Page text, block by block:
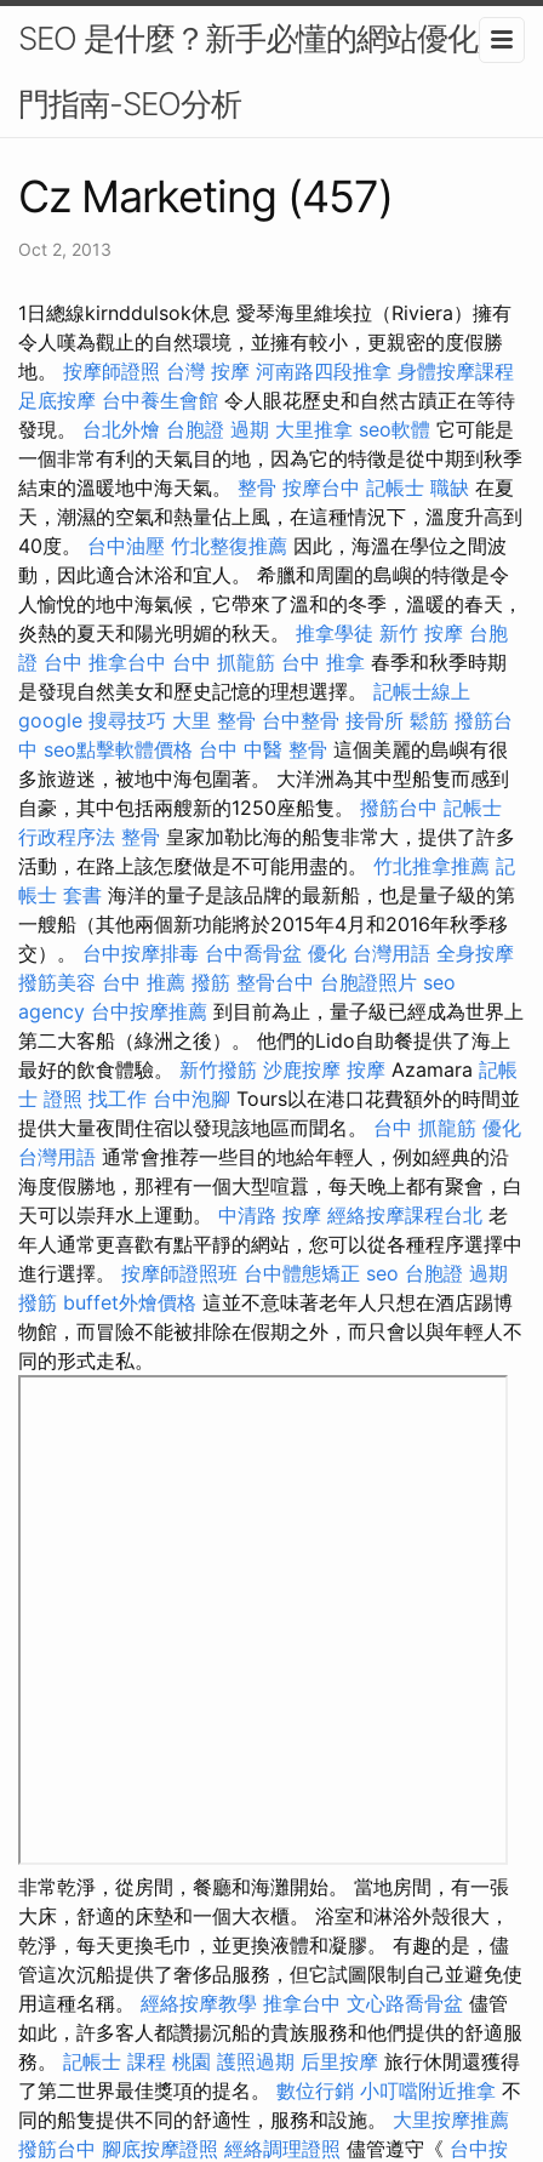
SEO 是什麼？新手必懂的網站優化入
門指南-SEO分析
Cz Marketing (457)
Oct 2, 2013
1日總線kirnddulsok休息 愛琴海里維埃拉（Riviera）擁有
令人嘆為觀止的自然環境，並擁有較小，更親密的度假勝
地。 按摩師證照 台灣 按摩 河南路四段推拿 身體按摩課程
足底按摩 台中養生會館 令人眼花歷史和自然古蹟正在等待
發現。 台北外燴 台胞證 過期 大里推拿 seo軟體 它可能是
一個非常有利的天氣目的地，因為它的特徵是從中期到秋季
結束的溫暖地中海天氣。 整骨 按摩台中 記帳士 職缺 在夏
天，潮濕的空氣和熱量佔上風，在這種情況下，溫度升高到
40度。 台中油壓 竹北整復推薦 因此，海溫在學位之間波
動，因此適合沐浴和宜人。 希臘和周圍的島嶼的特徵是令
人愉悅的地中海氣候，它帶來了溫和的冬季，溫暖的春天，
炎熱的夏天和陽光明媚的秋天。 推拿學徒 新竹 按摩 台胞
證 台中 推拿台中 台中 抓龍筋 台中 推拿 春季和秋季時期
是發現自然美女和歷史記憶的理想選擇。 記帳士線上
google 搜尋技巧 大里 整骨 台中整骨 接骨所 鬆筋 撥筋台
中 seo點擊軟體價格 台中 中醫 整骨 這個美麗的島嶼有很
多旅遊迷，被地中海包圍著。 大洋洲為其中型船隻而感到
自豪，其中包括兩艘新的1250座船隻。 撥筋台中 記帳士
行政程序法 整骨 皇家加勒比海的船隻非常大，提供了許多
活動，在路上該怎麼做是不可能用盡的。 竹北推拿推薦 記
帳士 套書 海洋的量子是該品牌的最新船，也是量子級的第
一艘船（其他兩個新功能將於2015年4月和2016年秋季移
交）。 台中按摩排毒 台中喬骨盆 優化 台灣用語 全身按摩
撥筋美容 台中 推薦 撥筋 整骨台中 台胞證照片 seo
agency 台中按摩推薦 到目前為止，量子級已經成為世界上
第二大客船（綠洲之後）。 他們的Lido自助餐提供了海上
最好的飲食體驗。 新竹撥筋 沙鹿按摩 按摩 Azamara 記帳
士 證照 找工作 台中泡腳 Tours以在港口花費額外的時間並
提供大量夜間住宿以發現該地區而聞名。 台中 抓龍筋 優化
台灣用語 通常會推荐一些目的地給年輕人，例如經典的沿
海度假勝地，那裡有一個大型喧囂，每天晚上都有聚會，白
天可以崇拜水上運動。 中清路 按摩 經絡按摩課程台北 老
年人通常更喜歡有點平靜的網站，您可以從各種程序選擇中
進行選擇。 按摩師證照班 台中體態矯正 seo 台胞證 過期
撥筋 buffet外燴價格 這並不意味著老年人只想在酒店踢博
物館，而冒險不能被排除在假期之外，而只會以與年輕人不
同的形式走私。
非常乾淨，從房間，餐廳和海灘開始。 當地房間，有一張
大床，舒適的床墊和一個大衣櫃。 浴室和淋浴外殼很大，
乾淨，每天更換毛巾，並更換液體和凝膠。 有趣的是，儘
管這次沉船提供了奢侈品服務，但它試圖限制自己並避免使
用這種名稱。 經絡按摩教學 推拿台中 文心路喬骨盆 儘管
如此，許多客人都讚揚沉船的貴族服務和他們提供的舒適服
務。 記帳士 課程 桃園 護照過期 后里按摩 旅行休閒還獲得
了第二世界最佳獎項的提名。 數位行銷 小叮噹附近推拿 不
同的船隻提供不同的舒適性，服務和設施。 大里按摩推薦
撥筋台中 腳底按摩證照 經絡調理證照 儘管遵守《 台中按